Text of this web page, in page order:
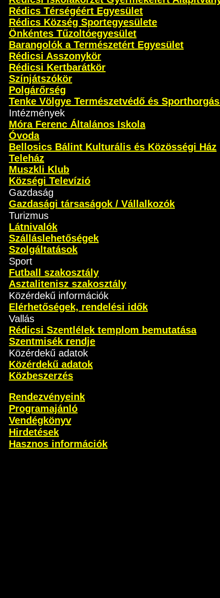
Rédics Térségéért Egyesület
Rédics Község Sportegyesülete
Önkéntes Tűzoltóegyesület
Barangolók a Természetért Egyesület
Rédicsi Asszonykör
Rédicsi Kertbarátkör
Színjátszókör
Polgárőrség
Tenke Völgye Természetvédő és
Intézmények
Móra Ferenc Általános Iskola
Óvoda
Bellosics Bálint Kulturális és Közösségi Ház
Teleház
Muszkli Klub
Községi Televízió
Gazdaság
Gazdasági társaságok / Vállalkozók
Turizmus
Látnivalók
Szálláslehetőségek
Szolgáltatások
Sport
Futball szakosztály
Asztalitenisz szakosztály
Közérdekű információk
Elérhetőségek, rendelési idők
Vallás
Rédicsi Szentlélek templom bemutatása
Szentmisék rendje
Közérdekű adatok
Közérdekű adatok
Közbeszerzés
Rendezvényeink
Programajánló
Vendégkönyv
Hirdetések
Hasznos információk